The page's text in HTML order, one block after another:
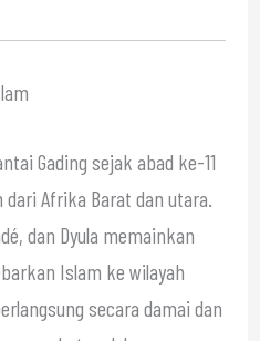
Gading sejak abad ke-11
dari Afrika Barat dan utara.
dan Dyula memainkan
Islam ke wilayah
secara damai dan